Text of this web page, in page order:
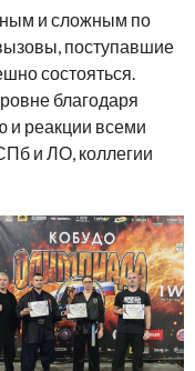
и сложным по
поступавшие
состояться.
благодаря
и реакции всеми
и ЛО, коллегии